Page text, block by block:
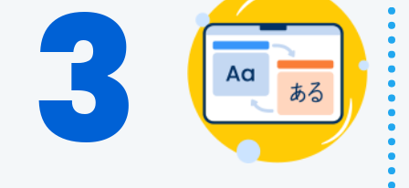
3